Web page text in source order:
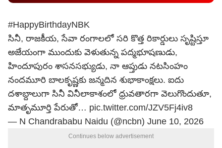
#HappyBirthdayNBK
సినీ, రాజకీయ, సేవా రంగాలలో సరి కొత్త రికార్డులు సృష్టిస్తూ
అజేయంగా ముందుకు వెళుతున్న పద్మభూషణుడు,
హిందూపురం శాసనసభ్యుడు, నా ఆప్తుడు నటసింహం
నందమూరి బాలకృష్ణకు జన్మదిన శుభాకాంక్షలు. ఐదు
దశాబ్దాలుగా సినీ వినీలాకాశంలో ధ్రువతారగా వెలుగొందుతూ,
మాతృమూర్తి పేరుతో… pic.twitter.com/JZV5Fj4iv8
— N Chandrababu Naidu (@ncbn) June 10, 2026
Continues below advertisement